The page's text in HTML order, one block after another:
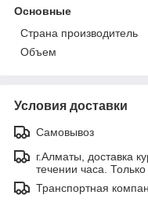
Основные
Страна производитель
Объем
Условия доставки
Самовывоз
г.Алматы, доставка
течении часа.
Транспортная